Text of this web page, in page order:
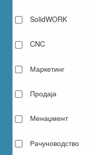
SolidWORK
CNC
Маркетинг
Продаја
Менаџмент
Рачуноводство